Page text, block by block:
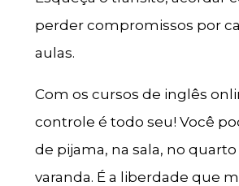
perder compromissos por
aulas.
Com os cursos de inglês
controle é todo seu! Você
de pijama, na sala, no
varanda. É a liberdade que